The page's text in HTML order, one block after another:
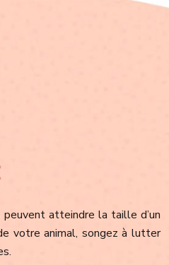
atteindre la taille d’un
votre animal, songez à lutter